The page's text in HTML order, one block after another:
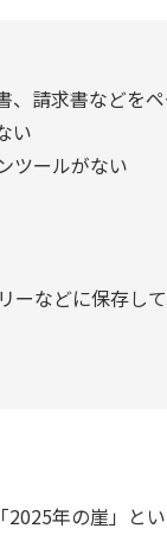
請求書などをペ
い
ツールがない
ーなどに保存し
年の崖」と